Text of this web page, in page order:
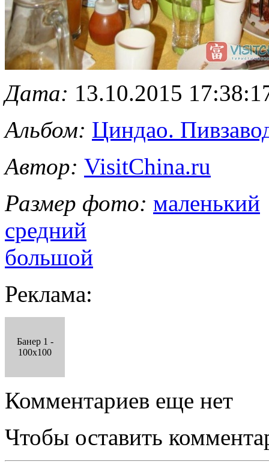
Дата: 13.10.2015
Альбом: Циндао.
Автор: VisitChina.ru
Размер фото: маленький
средний
большой
Реклама:
Банер 1 -
100x100
Комментариев еще нет
Чтобы оставить